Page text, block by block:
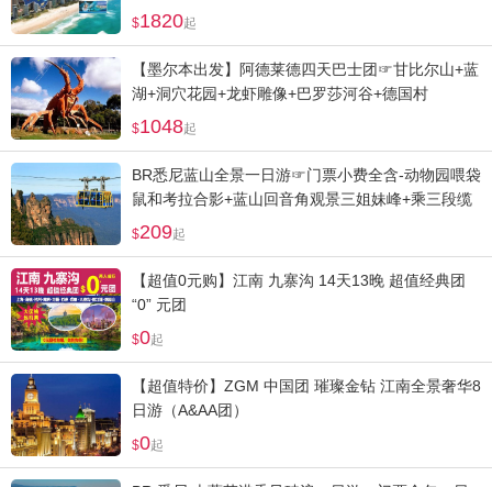
1820起
【墨尔本出发】阿德莱德四天巴士团☞甘比尔山+蓝
湖+洞穴花园+龙虾雕像+巴罗莎河谷+德国村
1048起
BR悉尼蓝山全景一日游☞门票小费全含-动物园喂袋
鼠和考拉合影+蓝山回音角观景三姐妹峰+乘三段缆
车畅游
209起
【超值0元购】江南 九寨沟 14天13晚 超值经典团
“0” 元团
0起
【超值特价】ZGM 中国团 璀璨金钻 江南全景奢华8
日游（A&AA团）
0起